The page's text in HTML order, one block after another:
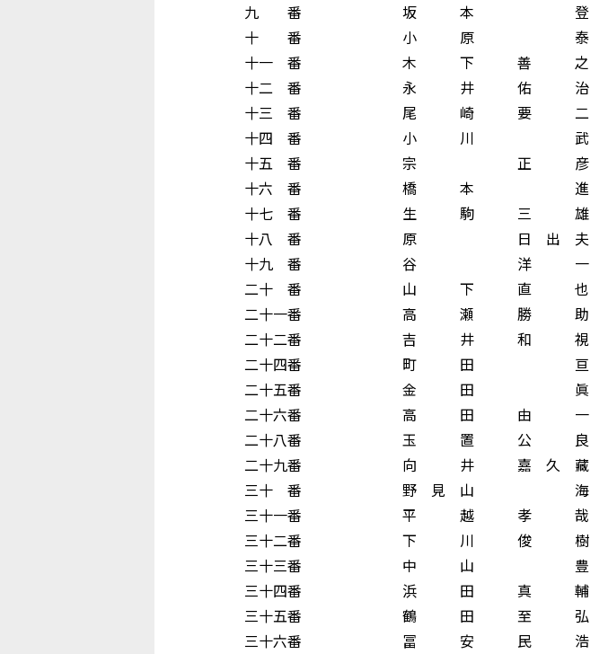
九 番 坂 本 登
十 番 小 原 泰
十一 番 木 下 善 之
十二 番 永 井 佑 治
十三 番 尾 崎 要 二
十四 番 小 川 武
十五 番 宗 正 彦
十六 番 橋 本 進
十七 番 生 駒 三 雄
十八 番 原 日 出 夫
十九 番 谷 洋 一
二十 番 山 下 直 也
二十一番 高 瀬 勝 助
二十二番 吉 井 和 視
二十四番 町 田 亘
二十五番 金 田 眞
二十六番 高 田 由 一
二十八番 玉 置 公 良
二十九番 向 井 嘉 久 藏
三十 番 野 見 山 海
三十一番 平 越 孝 哉
三十二番 下 川 俊 樹
三十三番 中 山 豊
三十四番 浜 田 真 輔
三十五番 鶴 田 至 弘
三十六番 冨 安 民 浩